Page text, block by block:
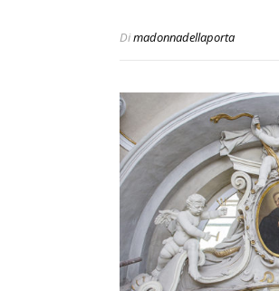
Dimadonnadellaporta